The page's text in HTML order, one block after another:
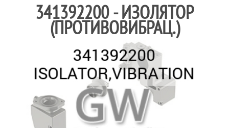
341392200 - ИЗОЛЯТОР
(ПРОТИВОВИБРАЦ.)